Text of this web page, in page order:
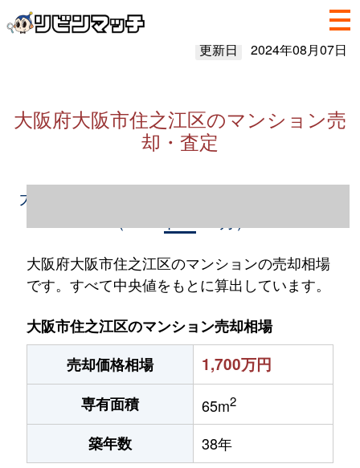
更新日 2024年08月07日
大阪府大阪市住之江区のマンション売
却・査定
大阪府大阪市住之江区のマンション売却情報
大阪府大阪市住之江区のマンションの売却相場
です。すべて中央値をもとに算出しています。
大阪市住之江区のマンション売却相場
売却価格相場
1,700万円
専有面積 65m2
築年数 38年